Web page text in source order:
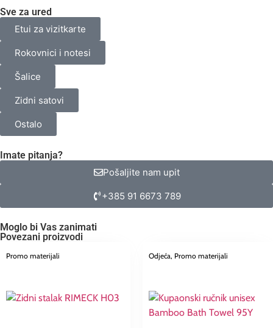
Sve za ured
Etui za vizitkarte
Rokovnici i notesi
Šalice
Zidni satovi
Ostalo
Imate pitanja?
Pošaljite nam upit
+385 91 6673 789
Moglo bi Vas zanimati
Povezani proizvodi
Promo materijali Odjeća, Promo materijali